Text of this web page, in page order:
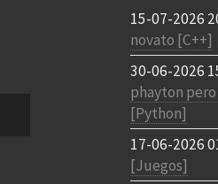
15-07-2026
novato [C++]
30-06-2026
phayton
[Python]
17-06-2026
[Juegos]